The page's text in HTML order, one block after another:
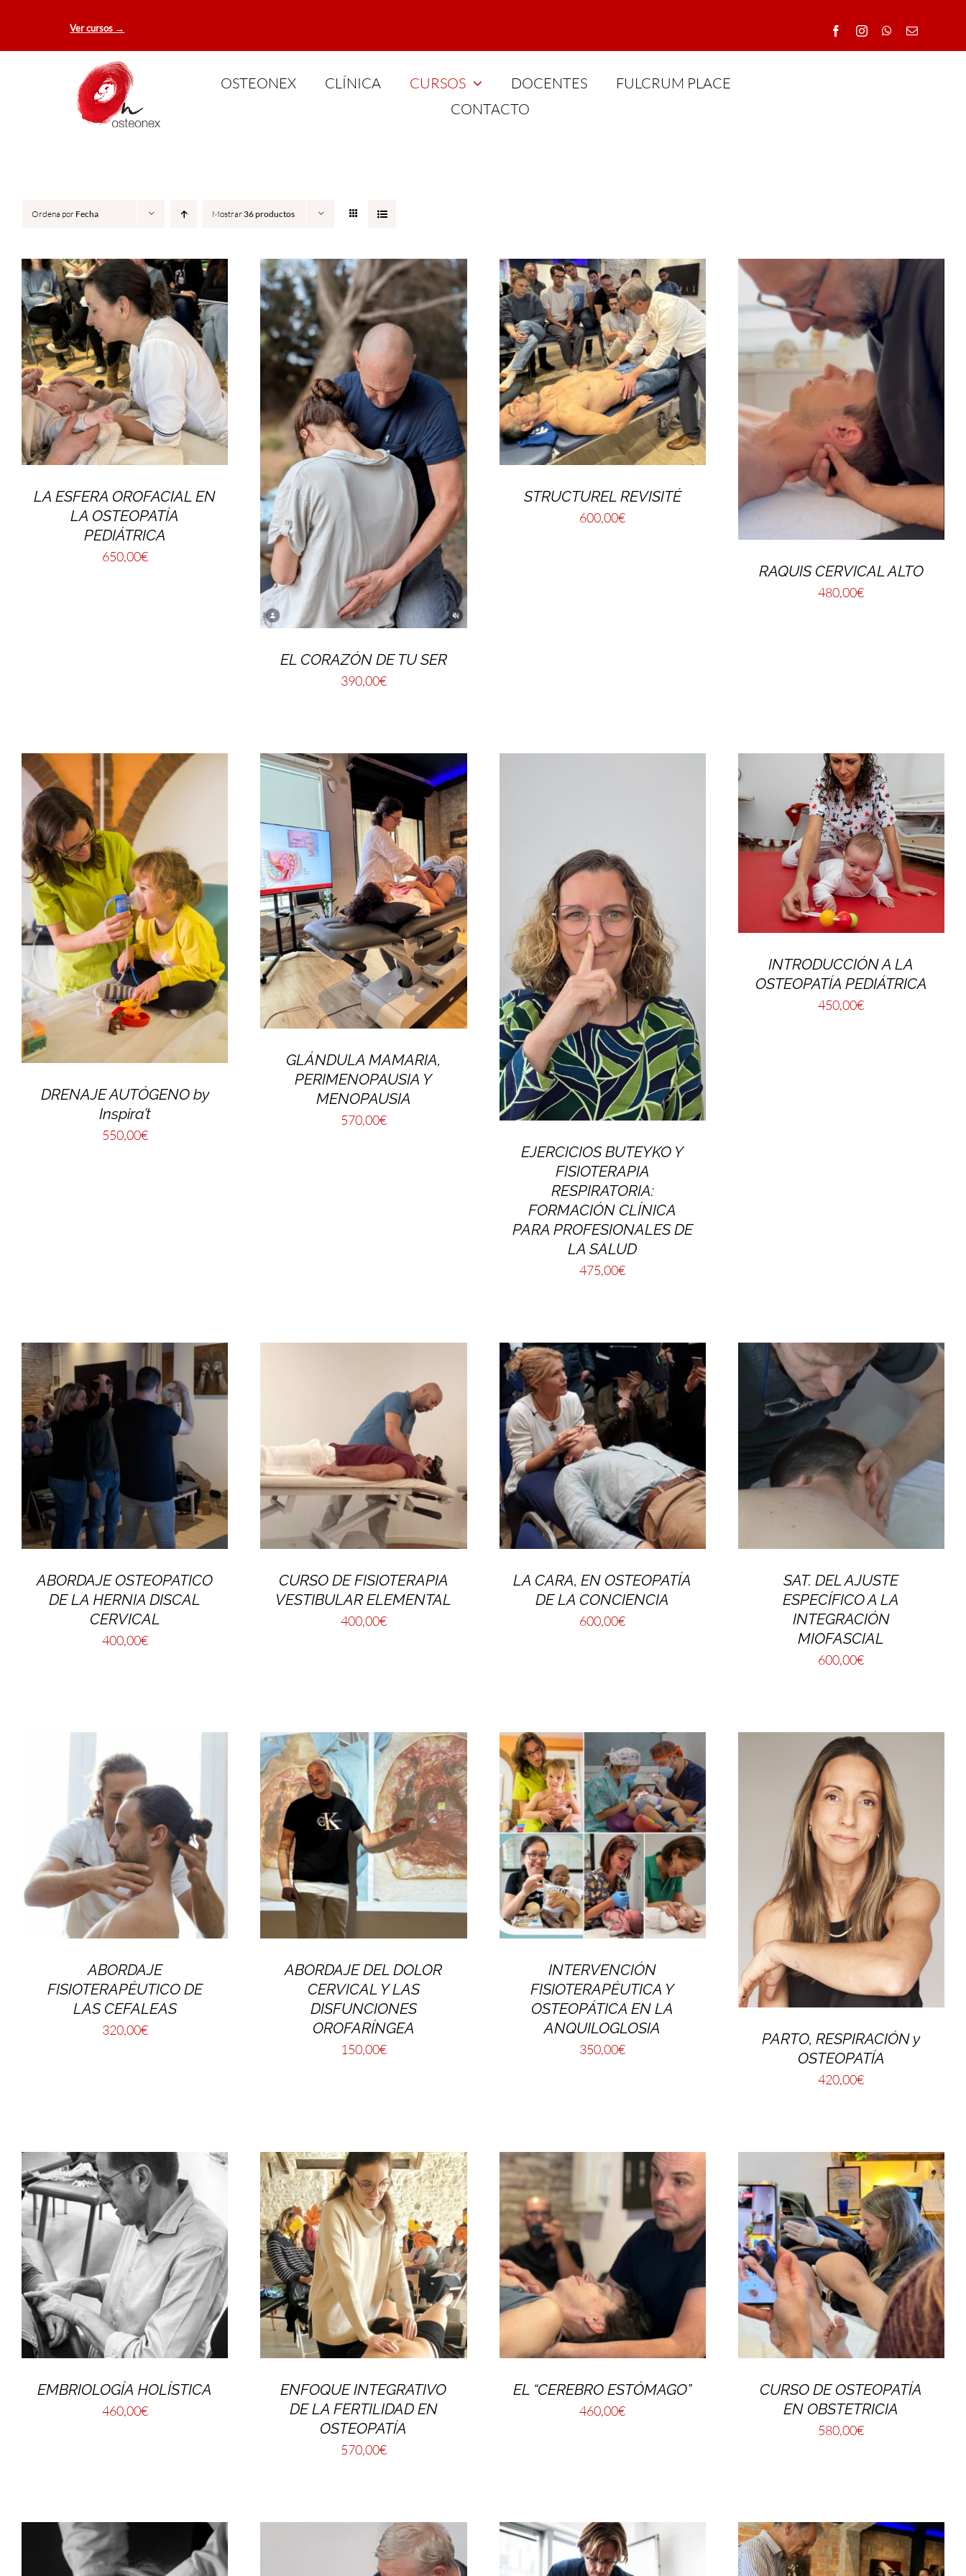
Ver cursos →
OSTEONEX CLÍNICA CURSOS DOCENTES
FULCRUM PLACE
CONTACTO
Ordena por Fecha Mostrar36 productos
LA ESFERA OROFACIAL EN
LA OSTEOPATÍA
PEDIÁTRICA
650,00€
EL CORAZÓN DE TU SER
390,00€
STRUCTUREL REVISITÉ
600,00€
RAQUIS CERVICAL ALTO
480,00€
DRENAJE AUTÓGENO by
Inspira’t
550,00€
GLÁNDULA MAMARIA,
PERIMENOPAUSIA Y
MENOPAUSIA
570,00€
EJERCICIOS BUTEYKO Y
FISIOTERAPIA
RESPIRATORIA:
FORMACIÓN CLÍNICA
PARA PROFESIONALES DE
LA SALUD
475,00€
INTRODUCCIÓN A LA
OSTEOPATÍA PEDIÁTRICA
450,00€
ABORDAJE OSTEOPATICO
DE LA HERNIA DISCAL
CERVICAL
400,00€
CURSO DE FISIOTERAPIA
VESTIBULAR ELEMENTAL
400,00€
LA CARA, EN OSTEOPATÍA
DE LA CONCIENCIA
600,00€
SAT. DEL AJUSTE
ESPECÍFICO A LA
INTEGRACIÓN
MIOFASCIAL
600,00€
ABORDAJE
FISIOTERAPÉUTICO DE
LAS CEFALEAS
320,00€
ABORDAJE DEL DOLOR
CERVICAL Y LAS
DISFUNCIONES
OROFARÍNGEA
150,00€
INTERVENCIÓN
FISIOTERAPÉUTICA Y
OSTEOPÁTICA EN LA
ANQUILOGLOSIA
350,00€
PARTO, RESPIRACIÓN y
OSTEOPATÍA
420,00€
EMBRIOLOGÍA HOLÍSTICA
460,00€
ENFOQUE INTEGRATIVO
DE LA FERTILIDAD EN
OSTEOPATÍA
570,00€
EL “CEREBRO ESTÓMAGO”
460,00€
CURSO DE OSTEOPATÍA
EN OBSTETRICIA
580,00€